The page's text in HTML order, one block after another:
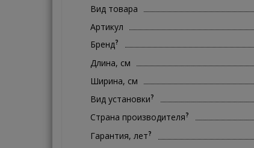
Вид товара
Артикул
Бренд?
Длина, см
Ширина, см
Вид установки?
Страна производителя?
Гарантия, лет?